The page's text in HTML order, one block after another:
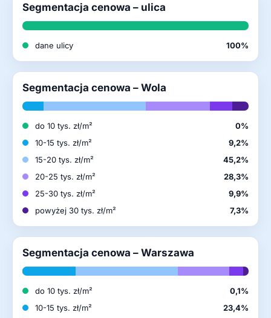
Segmentacja cenowa – ulica
dane ulicy 100%
Segmentacja cenowa – Wola
do 10 tys. zł/m²
0%
10-15 tys. zł/m²
9,2%
15-20 tys. zł/m²
45,2%
20-25 tys. zł/m²
28,3%
25-30 tys. zł/m²
9,9%
powyżej 30 tys. zł/m²
7,3%
Segmentacja cenowa – Warszawa
do 10 tys. zł/m²
0,1%
10-15 tys. zł/m²
23,4%